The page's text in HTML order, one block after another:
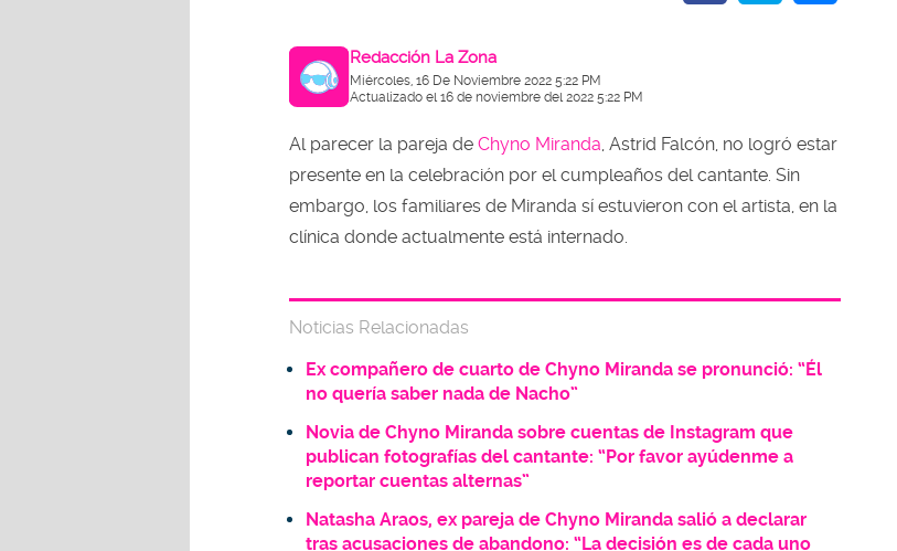
Redacción La Zona
Miércoles, 16 De Noviembre 2022 5:22 PM
Actualizado el 16 de noviembre del 2022 5:22 PM
Al parecer la pareja de Chyno Miranda , Astrid Falcón, no logró estar
presente en la celebración por el cumpleaños del cantante. Sin
embargo, los familiares de Miranda sí estuvieron con el artista, en la
clínica donde actualmente está internado.
Noticias Relacionadas
Ex compañero de cuarto de Chyno Miranda se pronunció: “Él
no quería saber nada de Nacho”
Novia de Chyno Miranda sobre cuentas de Instagram que
publican fotografías del cantante: “Por favor ayúdenme a
reportar cuentas alternas”
Natasha Araos, ex pareja de Chyno Miranda salió a declarar
tras acusaciones de abandono: “La decisión es de cada uno